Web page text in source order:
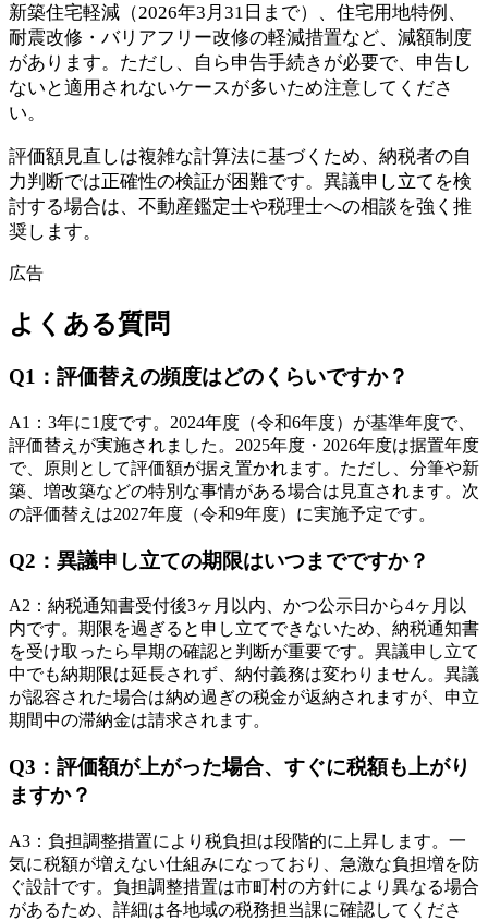
新築住宅軽減（2026年3月31日まで）、住宅用地特例、
耐震改修・バリアフリー改修の軽減措置など、減額制度
があります。ただし、自ら申告手続きが必要で、申告し
ないと適用されないケースが多いため注意してくださ
い。
評価額見直しは複雑な計算法に基づくため、納税者の自
力判断では正確性の検証が困難です。異議申し立てを検
討する場合は、不動産鑑定士や税理士への相談を強く推
奨します。
広告
よくある質問
Q1 ： 評価替えの頻度はどのくらいですか？
A1 ： 3年に1度です。2024年度（令和6年度）が基準年度で、
評価替えが実施されました。2025年度・2026年度は据置年度
で、原則として評価額が据え置かれます。ただし、分筆や新
築、増改築などの特別な事情がある場合は見直されます。次
の評価替えは2027年度（令和9年度）に実施予定です。
Q2 ： 異議申し立ての期限はいつまでですか？
A2 ： 納税通知書受付後3ヶ月以内、かつ公示日から4ヶ月以
内です。期限を過ぎると申し立てできないため、納税通知書
を受け取ったら早期の確認と判断が重要です。異議申し立て
中でも納期限は延長されず、納付義務は変わりません。異議
が認容された場合は納め過ぎの税金が返納されますが、申立
期間中の滞納金は請求されます。
Q3 ： 評価額が上がった場合、すぐに税額も上がり
ますか？
A3 ： 負担調整措置により税負担は段階的に上昇します。一
気に税額が増えない仕組みになっており、急激な負担増を防
ぐ設計です。負担調整措置は市町村の方針により異なる場合
があるため、詳細は各地域の税務担当課に確認してくださ